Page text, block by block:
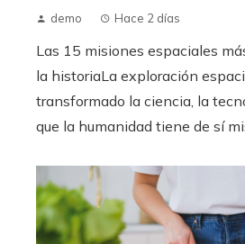
demo Hace 2 días
Las 15 misiones espaciales
la historiaLa exploración
transformado la ciencia, la
que la humanidad tiene de sí